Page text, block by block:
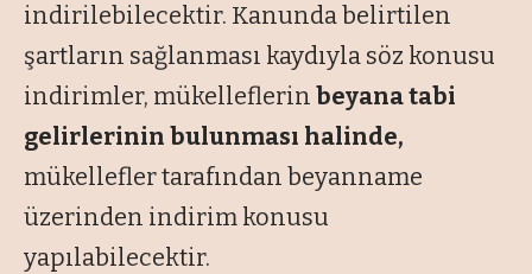
indirilebilecektir. Kanunda belirtilen
şartların sağlanması kaydıyla söz konusu
indirimler, mükelleflerin beyana tabi
gelirlerinin bulunması halinde,
mükellefler tarafından beyanname
üzerinden indirim konusu
yapılabilecektir.